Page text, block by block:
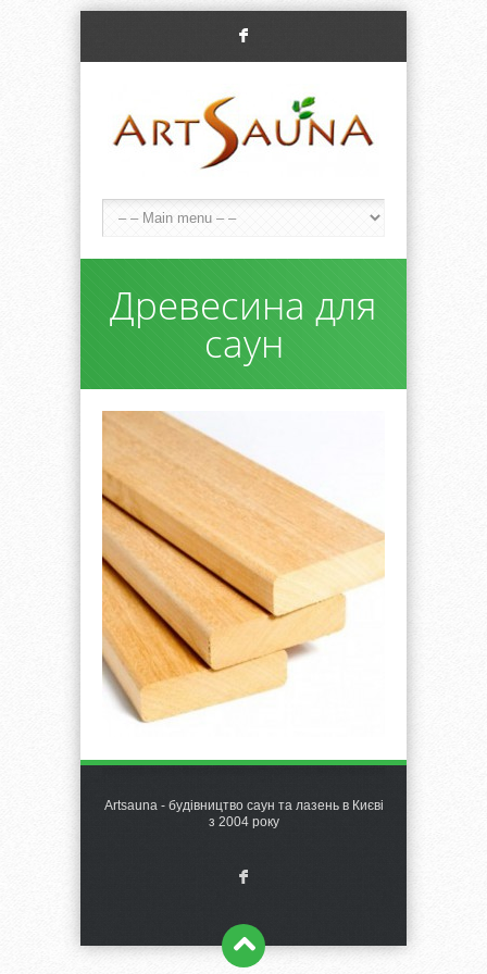
F
Древесина для
саун
Artsauna - будівництво саун та лазень в Києві
з 2004 року
F